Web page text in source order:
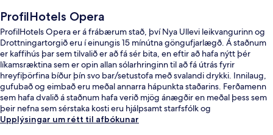
ProfilHotels Opera
ProfilHotels Opera er á frábærum stað, því Nya Ullevi leikvangurinn og
Drottningartorgið eru í einungis 15 mínútna göngufjarlægð. Á staðnum
er kaffihús þar sem tilvalið er að fá sér bita, en eftir að hafa nýtt þér
líkamsræktina sem er opin allan sólarhringinn til að fá útrás fyrir
hreyfiþörfina bíður þín svo bar/setustofa með svalandi drykki. Innilaug,
gufubað og eimbað eru meðal annarra hápunkta staðarins. Ferðamenn
sem hafa dvalið á staðnum hafa verið mjög ánægðir en meðal þess sem
þeir nefna sem sérstaka kosti eru hjálpsamt starfsfólk og
morgunverðurinn. Það er ekki langt að fara til að komast í
Upplýsingar um rétt til afbókunar